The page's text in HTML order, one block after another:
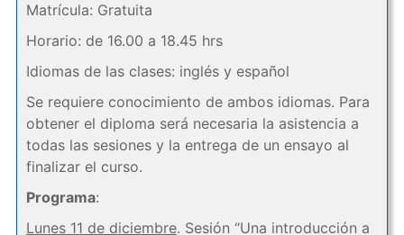
Matrícula: Gratuita
Horario: de 16.00 a 18.45 hrs
Idiomas de las clases: inglés y español
Se requiere conocimiento de ambos idiomas. Para
obtener el diploma será necesaria la asistencia a
todas las sesiones y la entrega de un ensayo al
finalizar el curso.
Programa:
Lunes 11 de diciembre. Sesión “Una introducción a